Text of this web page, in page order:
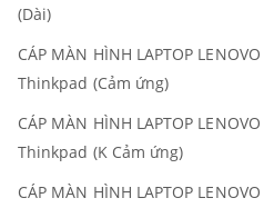
(Dài)
CÁP MÀN HÌNH LAPTOP LENOVO
Thinkpad (Cảm ứng)
CÁP MÀN HÌNH LAPTOP LENOVO
Thinkpad (K Cảm ứng)
CÁP MÀN HÌNH LAPTOP LENOVO